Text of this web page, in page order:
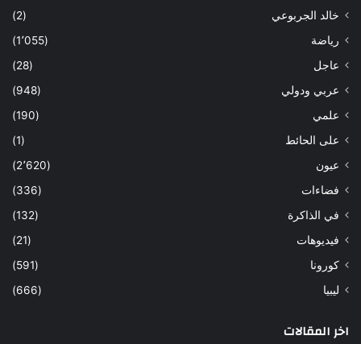
خالد الجربوعي
(2)
رياضة
(1٬055)
عاجل
(28)
عربي ودولي
(948)
علمي
(190)
على الحائط
(1)
عيون
(2٬620)
فضاءات
(336)
في الذاكرة
(132)
فيديوهات
(21)
كورونا
(591)
ليبيا
(666)
اخر المقالات